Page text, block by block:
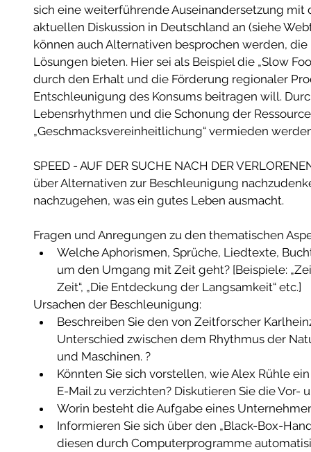
sich eine weiterführende Auseinandersetzung mit
aktuellen Diskussion in Deutschland an (siehe
können auch Alternativen besprochen werden,
Lösungen bieten. Hier sei als Beispiel die „Slow
durch den Erhalt und die Förderung regionaler
Entschleunigung des Konsums beitragen will.
Lebensrhythmen und die Schonung der
„Geschmacksvereinheitlichung“ vermieden
SPEED - AUF DER SUCHE NACH DER
über Alternativen zur Beschleunigung
nachzugehen, was ein gutes Leben ausmacht.
Fragen und Anregungen zu den thematischen
Welche Aphorismen, Sprüche, Liedtexte,
um den Umgang mit Zeit geht? [Beispiele:
Zeit“, „Die Entdeckung der Langsamkeit“ etc.]
Ursachen der Beschleunigung:
Beschreiben Sie den von Zeitforscher
Unterschied zwischen dem Rhythmus der
und Maschinen. ?
Könnten Sie sich vorstellen, wie Alex Rühle
E-Mail zu verzichten? Diskutieren Sie die
Worin besteht die Aufgabe eines
Informieren Sie sich über den „Black-Box-
diesen durch Computerprogramme